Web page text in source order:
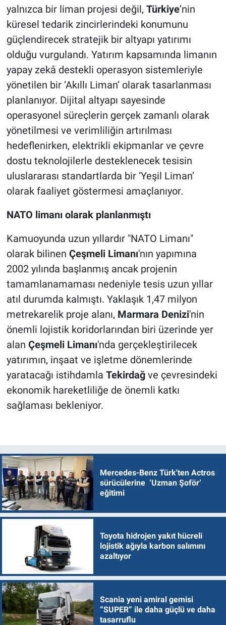
yalnızca bir liman projesi değil, Türkiye’nin
küresel tedarik zincirlerindeki konumunu
güçlendirecek stratejik bir altyapı yatırımı
olduğu vurgulandı. Yatırım kapsamında limanın
yapay zekâ destekli operasyon sistemleriyle
yönetilen bir ‘Akıllı Liman’ olarak tasarlanması
planlanıyor. Dijital altyapı sayesinde
operasyonel süreçlerin gerçek zamanlı olarak
yönetilmesi ve verimliliğin artırılması
hedeflenirken, elektrikli ekipmanlar ve çevre
dostu teknolojilerle desteklenecek tesisin
uluslararası standartlarda bir ‘Yeşil Liman’
olarak faaliyet göstermesi amaçlanıyor.
NATO limanı olarak planlanmıştı
Kamuoyunda uzun yıllardır "NATO Limanı"
olarak bilinen Çeşmeli Limanı'nın yapımına
2002 yılında başlanmış ancak projenin
tamamlanamaması nedeniyle tesis uzun yıllar
atıl durumda kalmıştı. Yaklaşık 1,47 milyon
metrekarelik proje alanı, Marmara Denizi'nin
önemli lojistik koridorlarından biri üzerinde yer
alan Çeşmeli Limanı'nda gerçekleştirilecek
yatırımın, inşaat ve işletme dönemlerinde
yaratacağı istihdamla Tekirdağve çevresindeki
ekonomik hareketliliğe de önemli katkı
sağlaması bekleniyor.
Mercedes-Benz Türk'ten Actros
sürücülerine ‘Uzman Şoför’
eğitimi
Toyota hidrojen yakıt hücreli
lojistik ağıyla karbon salımını
azaltıyor
Scania yeni amiral gemisi
“SUPER” ile daha güçlü ve daha
tasarruflu